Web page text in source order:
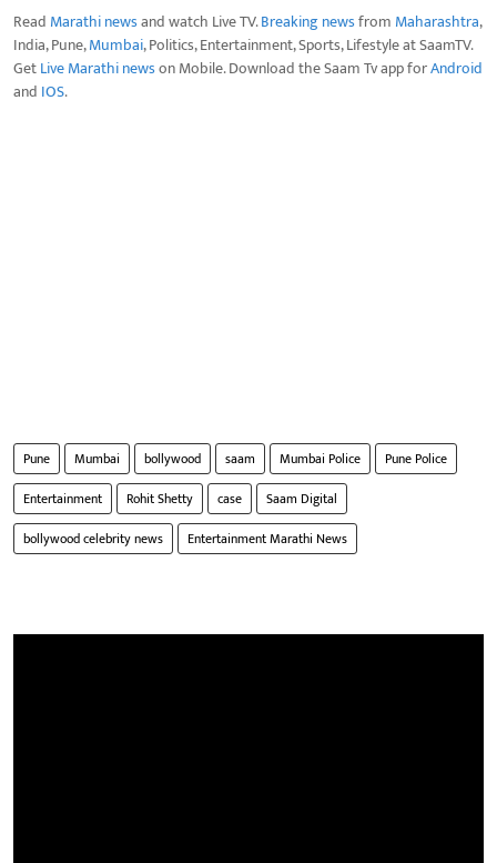
Read Marathi newsand watch Live TV.Breaking newsfrom Maharashtra,
India, Pune,Mumbai, Politics, Entertainment, Sports, Lifestyle at SaamTV.
GetLive Marathi newson Mobile. Download the Saam Tv app forAndroid
and IOS.
Pune Mumbai bollywood saam Mumbai Police
Pune Police
Entertainment
Rohit Shetty case
Saam Digital
bollywood celebrity news
Entertainment Marathi News